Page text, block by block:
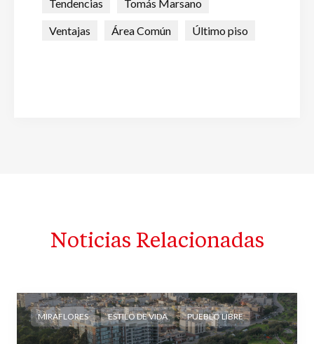
Tendencias Tomás Marsano
Ventajas Área Común Último piso
Noticias Relacionadas
MIRAFLORES , ESTILO DE VIDA , PUEBLO LIBRE